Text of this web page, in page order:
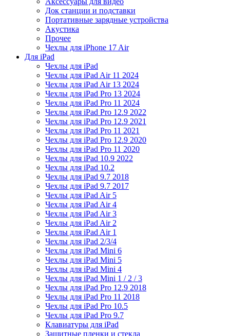
Док станции и подставки
Портативные зарядные устройства
Акустика
Прочее
Чехлы для iPhone 17 Air
Для iPad
Чехлы для iPad
Чехлы для iPad Air 11 2024
Чехлы для iPad Air 13 2024
Чехлы для iPad Pro 13 2024
Чехлы для iPad Pro 11 2024
Чехлы для iPad Pro 12.9 2022
Чехлы для iPad Pro 12.9 2021
Чехлы для iPad Pro 11 2021
Чехлы для iPad Pro 12.9 2020
Чехлы для iPad Pro 11 2020
Чехлы для iPad 10.9 2022
Чехлы для iPad 10.2
Чехлы для iPad 9.7 2018
Чехлы для iPad 9.7 2017
Чехлы для iPad Air 5
Чехлы для iPad Air 4
Чехлы для iPad Air 3
Чехлы для iPad Air 2
Чехлы для iPad Air 1
Чехлы для iPad 2/3/4
Чехлы для iPad Mini 6
Чехлы для iPad Mini 5
Чехлы для iPad Mini 4
Чехлы для iPad Mini 1 / 2 / 3
Чехлы для iPad Pro 12.9 2018
Чехлы для iPad Pro 11 2018
Чехлы для iPad Pro 10.5
Чехлы для iPad Pro 9.7
Клавиатуры для iPad
Защитные пленки и стекла